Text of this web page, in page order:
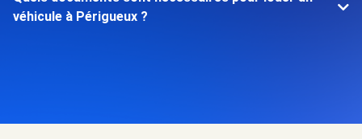
véhicule à Périgueux ?